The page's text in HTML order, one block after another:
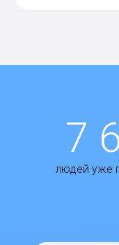
7
людей уже